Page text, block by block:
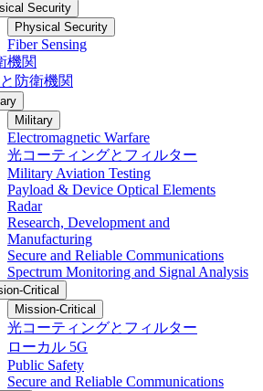
Security
Physical Security
Fiber Sensing
機関
防衛機関
Military
Electromagnetic Warfare
光コーティングとフィルター
Military Aviation Testing
Payload & Device Optical Elements
Radar
Research, Development and
Manufacturing
Secure and Reliable Communications
Spectrum Monitoring and Signal Analysis
Critical
Mission-Critical
光コーティングとフィルター
ローカル 5G
Public Safety
Secure and Reliable Communications